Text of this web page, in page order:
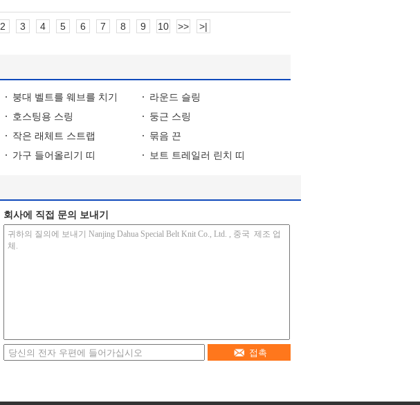
2 3 4 5 6 7 8 9 10 >> >|
붕대 벨트를 웨브를 치기
라운드 슬링
호스팅용 스링
둥근 스링
작은 래체트 스트랩
묶음 끈
가구 들어올리기 띠 보트 트레일러 린치 띠
회사에 직접 문의 보내기
접촉